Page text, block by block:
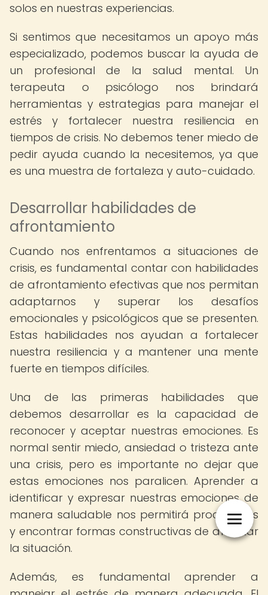
solos en nuestras experiencias.
Si sentimos que necesitamos un apoyo más
especializado, podemos buscar la ayuda de
un profesional de la salud mental. Un
terapeuta o psicólogo nos brindará
herramientas y estrategias para manejar el
estrés y fortalecer nuestra resiliencia en
tiempos de crisis. No debemos tener miedo de
pedir ayuda cuando la necesitemos, ya que
es una muestra de fortaleza y auto-cuidado.
Desarrollar habilidades de
afrontamiento
Cuando nos enfrentamos a situaciones de
crisis, es fundamental contar con habilidades
de afrontamiento efectivas que nos permitan
adaptarnos y superar los desafíos
emocionales y psicológicos que se presenten.
Estas habilidades nos ayudan a fortalecer
nuestra resiliencia y a mantener una mente
fuerte en tiempos difíciles.
Una de las primeras habilidades que
debemos desarrollar es la capacidad de
reconocer y aceptar nuestras emociones. Es
normal sentir miedo, ansiedad o tristeza ante
una crisis, pero es importante no dejar que
estas emociones nos paralicen. Aprender a
identificar y expresar nuestras emociones de
manera saludable nos permitirá procesarlas
y encontrar formas constructivas de afrontar
la situación.
Además, es fundamental aprender a